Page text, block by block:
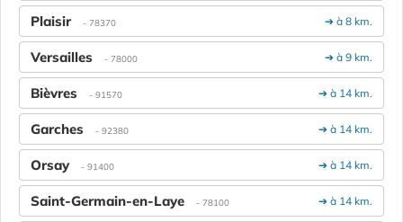
➔ à 8 km.
Plaisir - 78370
➔ à 9 km.
Versailles - 78000
➔ à 14 km.
Bièvres - 91570
➔ à 14 km.
Garches - 92380
➔ à 14 km.
Orsay - 91400
➔ à 14 km.
Saint-Germain-en-Laye - 78100